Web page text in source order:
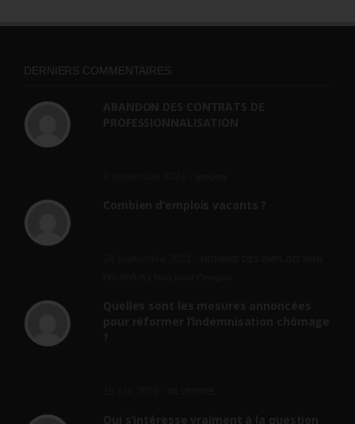
DERNIERS COMMENTAIRES